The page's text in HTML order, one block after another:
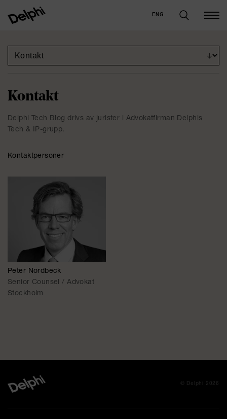
ENG
Kontakt
Delphi Tech Blog drivs av jurister i Advokatfirman Delphis
Tech & IP-grupp.
Kontaktpersoner
Peter Nordbeck
Senior Counsel / Advokat
Stockholm
© Delphi 2026